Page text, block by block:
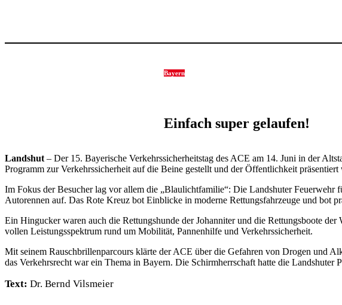
Bayern
Einfach super gelaufen!
Landshut – Der 15. Baye­ri­sche Verkehrs­si­cher­heitstag des ACE am 14. Juni in der
Programm zur Verkehrs­si­cher­heit auf die Beine gestellt und der Öffent­lich­keit präsen­tiert
Im Fokus der Besu­cher lag vor allem die „Blau­licht­fa­milie“: Die Lands­huter
Auto­rennen auf. Das Rote Kreuz bot Einblicke in moderne Rettungs­fahr­zeuge und bot
Ein Hingu­cker waren auch die Rettungs­hunde der Johan­niter und die Rettungs­boote
vollen Leis­tungs­spek­trum rund um Mobi­lität, Pannen­hilfe und Verkehrs­si­cher­heit.
Mit seinem Rausch­bril­len­par­cours klärte der ACE über die Gefahren von Drogen und
das Verkehrs­recht war ein Thema in Bayern. Die Schirm­herr­schaft hatte die Lands­huter
Text: Dr. Bernd Vils­meier